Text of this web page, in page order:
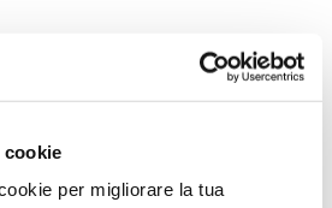
per migliorare la tua